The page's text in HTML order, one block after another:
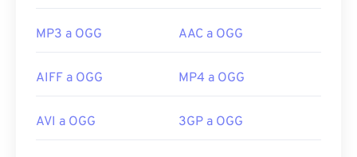
MP3 a OGG AAC a OGG
AIFF a OGG MP4 a OGG
AVI a OGG 3GP a OGG